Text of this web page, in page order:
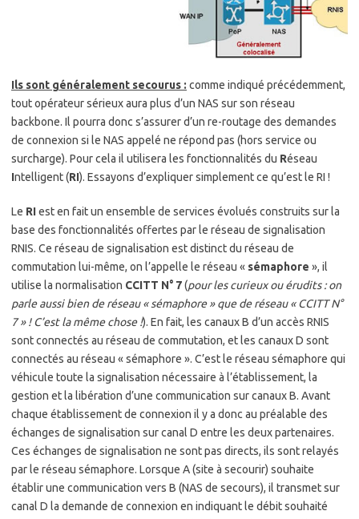
Ils sont généralement secourus : comme indiqué précédemment,
tout opérateur sérieux aura plus d’un NAS sur son réseau
backbone. Il pourra donc s’assurer d’un re-routage des demandes
de connexion si le NAS appelé ne répond pas (hors service ou
surcharge). Pour cela il utilisera les fonctionnalités du Réseau
Intelligent (RI). Essayons d’expliquer simplement ce qu’est le RI !
Le RIest en fait un ensemble de services évolués construits sur la
base des fonctionnalités offertes par le réseau de signalisation
RNIS. Ce réseau de signalisation est distinct du réseau de
commutation lui-même, on l’appelle le réseau « sémaphore », il
utilise la normalisation CCITT N° 7(pour les curieux ou érudits : on
parle aussi bien de réseau « sémaphore » que de réseau « CCITT N°
7 » ! C’est la même chose !). En fait, les canaux B d’un accès RNIS
sont connectés au réseau de commutation, et les canaux D sont
connectés au réseau « sémaphore ». C’est le réseau sémaphore qui
véhicule toute la signalisation nécessaire à l’établissement, la
gestion et la libération d’une communication sur canaux B. Avant
chaque établissement de connexion il y a donc au préalable des
échanges de signalisation sur canal D entre les deux partenaires.
Ces échanges de signalisation ne sont pas directs, ils sont relayés
par le réseau sémaphore. Lorsque A (site à secourir) souhaite
établir une communication vers B (NAS de secours), il transmet sur
canal D la demande de connexion en indiquant le débit souhaité